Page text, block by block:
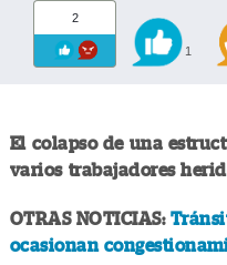
2
1
El colapso de una
varios trabajadores
OTRAS NOTICIAS:
ocasionan